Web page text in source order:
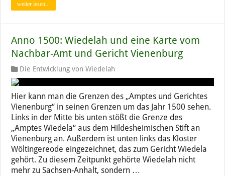
weiter lesen...
Anno 1500: Wiedelah und eine Karte vom
Nachbar-Amt und Gericht Vienenburg
Die Entwicklung von Wiedelah
Hier kann man die Grenzen des „Amptes und Gerichtes
Vienenburg“ in seinen Grenzen um das Jahr 1500 sehen.
Links in der Mitte bis unten stößt die Grenze des
„Amptes Wiedela“ aus dem Hildesheimischen Stift an
Vienenburg an. Außerdem ist unten links das Kloster
Wöltingereode eingezeichnet, das zum Gericht Wiedela
gehört. Zu diesem Zeitpunkt gehörte Wiedelah nicht
mehr zu Sachsen-Anhalt, sondern …